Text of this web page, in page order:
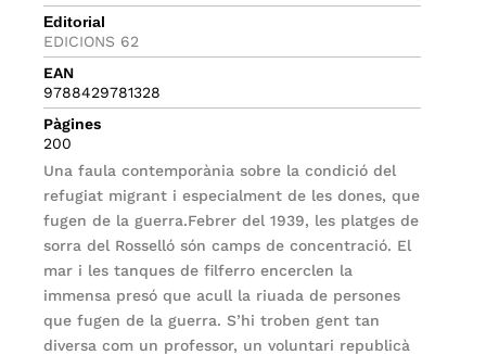
Editorial
EDICIONS 62
EAN
9788429781328
Pàgines
200
Una faula contemporània sobre la condició del
refugiat migrant i especialment de les dones, que
fugen de la guerra.Febrer del 1939, les platges de
sorra del Rosselló són camps de concentració. El
mar i les tanques de filferro encerclen la
immensa presó que acull la riuada de persones
que fugen de la guerra. S’hi troben gent tan
diversa com un professor, un voluntari republicà